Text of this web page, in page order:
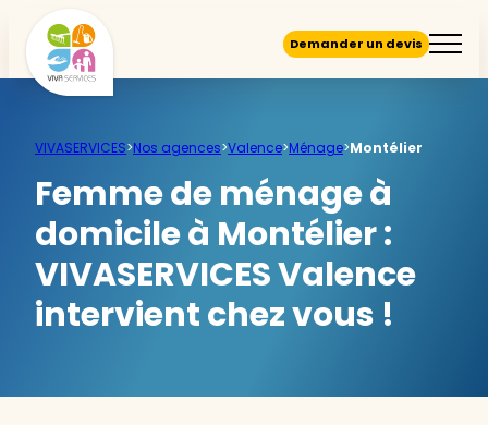
Demander un devis
VIVASERVICES>Nos agences>Valence>Ménage>Montélier
Femme de ménage à
domicile à Montélier :
VIVASERVICES Valence
intervient chez vous !